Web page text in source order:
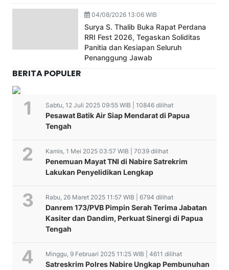
04/08/2026 13:06 WIB
Surya S. Thalib Buka Rapat Perdana
RRI Fest 2026, Tegaskan Soliditas
Panitia dan Kesiapan Seluruh
Penanggung Jawab
BERITA POPULER
Sabtu, 12 Juli 2025 09:55 WIB | 10846 dilihat
Pesawat Batik Air Siap Mendarat di Papua
Tengah
Kamis, 1 Mei 2025 03:57 WIB | 7039 dilihat
Penemuan Mayat TNI di Nabire Satrekrim
Lakukan Penyelidikan Lengkap
Rabu, 26 Maret 2025 11:57 WIB | 6794 dilihat
Danrem 173/PVB Pimpin Serah Terima Jabatan
Kasiter dan Dandim, Perkuat Sinergi di Papua
Tengah
Minggu, 9 Februari 2025 11:25 WIB | 4611 dilihat
Satreskrim Polres Nabire Ungkap Pembunuhan